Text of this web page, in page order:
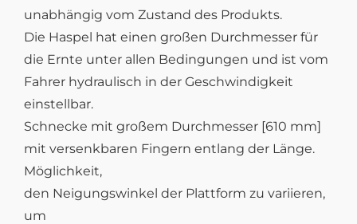
unabhängig vom Zustand des Produkts.
Die Haspel hat einen großen Durchmesser für
die Ernte unter allen Bedingungen und ist vom
Fahrer hydraulisch in der Geschwindigkeit
einstellbar.
Schnecke mit großem Durchmesser [610 mm]
mit versenkbaren Fingern entlang der Länge.
Möglichkeit,
den Neigungswinkel der Plattform zu variieren,
um